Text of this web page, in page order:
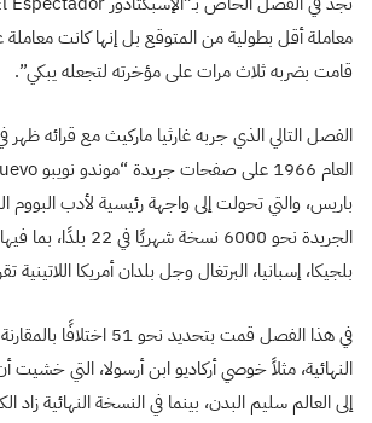
معاملة أقل بطولية من المتوقع بل إنها كانت معاملة
قامت بضربه ثلاث مرات على مؤخرته لتجعله يبكي”.
الفصل التالي الذي جربه غارثيا ماركيث مع قرائه
باريس، والتي تحولت إلى واجهة رئيسية لأدب البووم
الجريدة نحو 6000 نسخة
بلجيكا، إسبانيا، البرتغال وجل بلدان أمريكا اللاتينية
في هذا الفصل قمت بتحديد نحو 51
النهائية، مثلاً خوصي أركاديو ابن أرسولا، التي خشيت
إلى العالم سليم البدن، بينما في النسخة النهائية زاد